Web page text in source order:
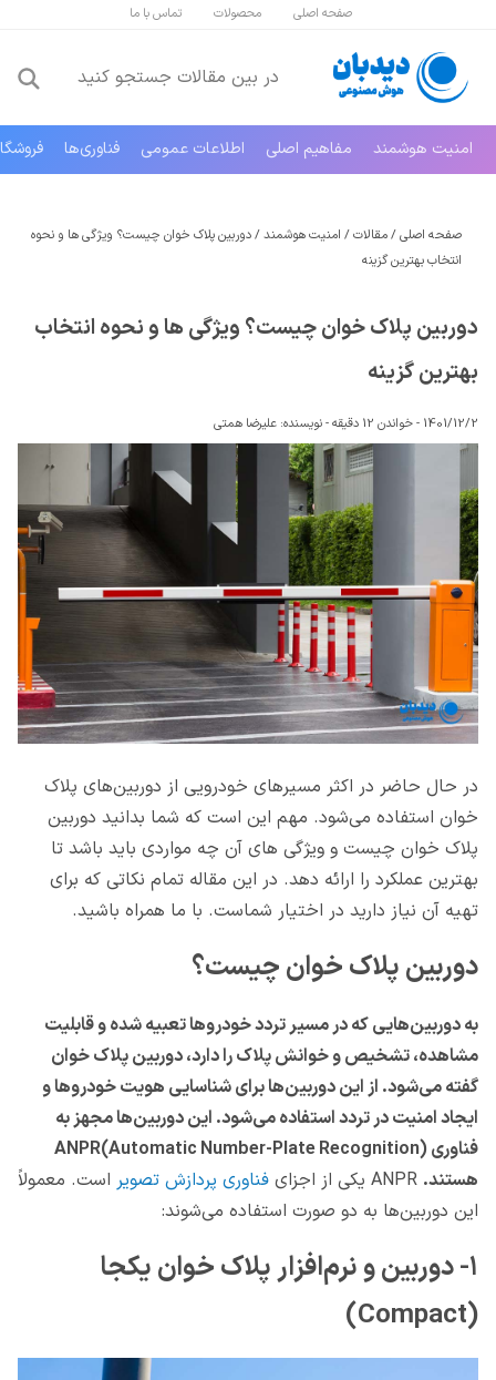
صفحه اصلی محصولات تماس با ما
امنیت هوشمند مفاهیم اصلی اطلاعات عمومی فناوری‌ها
صفحه اصلی/مقالات/ امنیت هوشمند/دوربین پلاک خوان چیست؟ ویژگی‌ ها و نحوه
انتخاب بهترین گزینه
دوربین پلاک خوان چیست؟ ویژگی‌ ها و نحوه انتخاب
بهترین گزینه
1401/12/2 - خواندن 12 دقیقه -نویسنده: علیرضا همتی
در حال حاضر در اکثر مسیرهای خودرویی از دوربین‌های پلاک
خوان استفاده می‌شود. مهم این است که شما بدانید دوربین
پلاک خوان چیست و ویژگی های آن چه مواردی باید باشد تا
بهترین عملکرد را ارائه دهد. در این مقاله تمام نکاتی که برای
تهیه آن نیاز دارید در اختیار شماست. با ما همراه باشید.
دوربین پلاک خوان چیست؟
به دوربین‌هایی که در مسیر تردد خودروها تعبیه شده و قابلیت
مشاهده، تشخیص و خوانش پلاک را دارد، دوربین پلاک خوان
گفته می‌شود. از این دوربین‌ها برای شناسایی هویت خودروها و
ایجاد امنیت در تردد استفاده می‌شود. این دوربین‌ها مجهز به
فناوری ANPR(Automatic Number-Plate Recognition)
هستند.
فناوری پردازش تصویر است. معمولاً
این دوربین‌ها به دو صورت استفاده می‌شوند:
۱- دوربین و نرم‌افزار پلاک خوان یکجا
(Compact)